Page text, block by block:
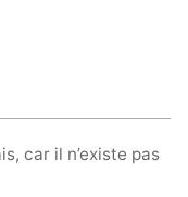
car il n’existe pas